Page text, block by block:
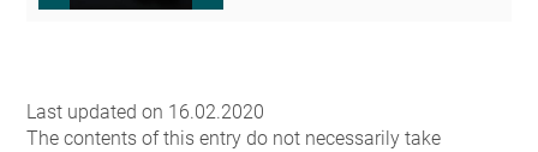
Last updated on 16.02.2020
The contents of this entry do not necessarily take